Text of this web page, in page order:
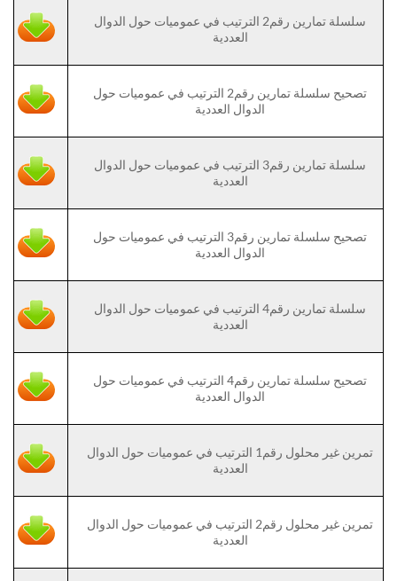
سلسلة تمارين رقم2 الترتيب في عموميات حول الدوال
العددية
تصحيح سلسلة تمارين رقم2 الترتيب في عموميات حول
الدوال العددية
سلسلة تمارين رقم3 الترتيب في عموميات حول الدوال
العددية
تصحيح سلسلة تمارين رقم3 الترتيب في عموميات حول
الدوال العددية
سلسلة تمارين رقم4 الترتيب في عموميات حول الدوال
العددية
تصحيح سلسلة تمارين رقم4 الترتيب في عموميات حول
الدوال العددية
تمرين غير محلول رقم1 الترتيب في عموميات حول الدوال
العددية
تمرين غير محلول رقم2 الترتيب في عموميات حول الدوال
العددية